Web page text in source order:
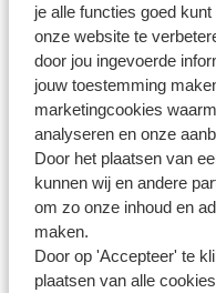
je alle functies goed
onze website te
door jou ingevoerde
jouw toestemming
marketingcookies
analyseren en onze
Door het plaatsen van
kunnen wij en andere
om zo onze inhoud en
maken.
Door op 'Accepteer' te
plaatsen van alle
Welke accommodaties
kinderen?
Welke accommodaties
huwelijksreis?
Moet ik bed- en
Wat zijn de prijzen voor
Heb jij jouw